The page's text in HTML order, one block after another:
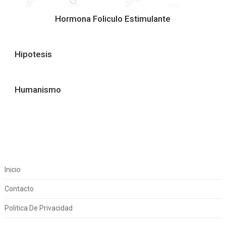
Hormona Foliculo Estimulante
Hipotesis
Humanismo
Inicio
Contacto
Politica De Privacidad